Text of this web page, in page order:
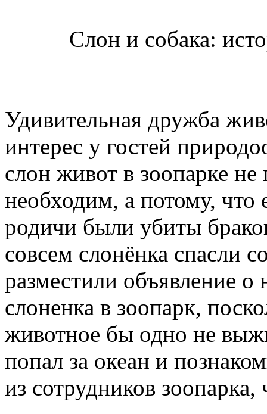
Слон и собака:
Удивительная дружба
интерес у гостей
слон живот в зоопарке
необходим, а потому, что
родичи были убиты
совсем слонёнка спасли
разместили объявление
слоненка в зоопарк,
животное бы одно не
попал за океан и
из сотрудников